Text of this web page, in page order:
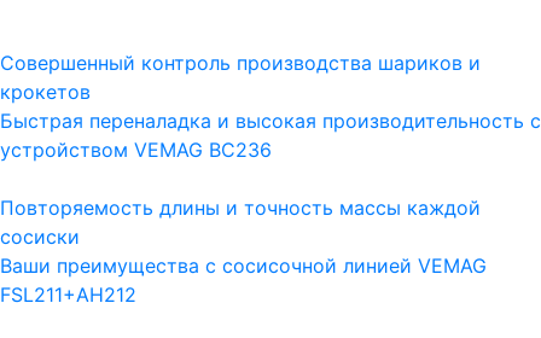
Совершенный контроль производства шариков и
крокетов
Быстрая переналадка и высокая производительность с
устройством VEMAG BC236
Повторяемость длины и точность массы каждой
сосиски
Ваши преимущества с сосисочной линией VEMAG
FSL211+AH212